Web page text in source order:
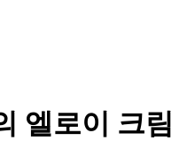
엘로이 크림